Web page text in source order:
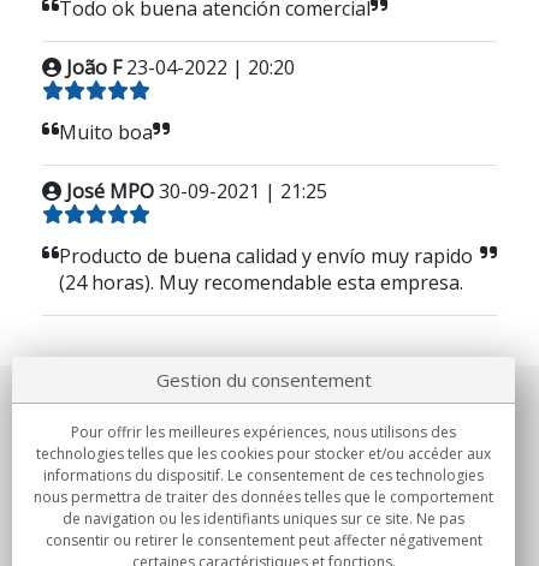
Todo ok buena atención comercial
João F 23-04-2022 | 20:20
Muito boa
José MPO30-09-2021 | 21:25
Producto de buena calidad y envío muy rapido
(24 horas). Muy recomendable esta empresa.
Notre société
Engagements
Achats
Gestion du consentement
Pour offrir les meilleures expériences, nous utilisons des
technologies telles que les cookies pour stocker et/ou accéder aux
informations du dispositif. Le consentement de ces technologies
nous permettra de traiter des données telles que le comportement
de navigation ou les identifiants uniques sur ce site. Ne pas
consentir ou retirer le consentement peut affecter négativement
certaines caractéristiques et fonctions.